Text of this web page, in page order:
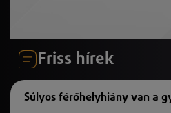
Friss hírek
Súlyos férőhelyhiány van a